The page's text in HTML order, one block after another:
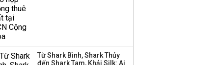
Công ty 100 tỷ của
Từ Shark Bình, Shark Thủy
đến Shark Tam, Khải Silk: Ai